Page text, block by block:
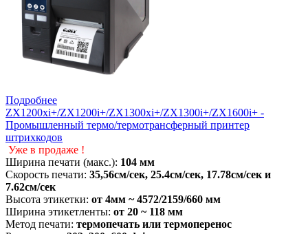
Подробнее
ZX1200xi+/ZX1200i+/ZX1300xi+/ZX1300i+/ZX1600i+ -
Промышленный термо/термотрансферный принтер
штрихкодов
Уже в продаже !
Ширина печати (макс.): 104 мм
Скорость печати: 35,56см/сек, 25.4см/сек, 17.78см/сек и
7.62см/сек
Высота этикетки: от 4мм ~ 4572/2159/660 мм
Ширина этикетленты: от 20 ~ 118 мм
Метод печати: термопечать или термоперенос